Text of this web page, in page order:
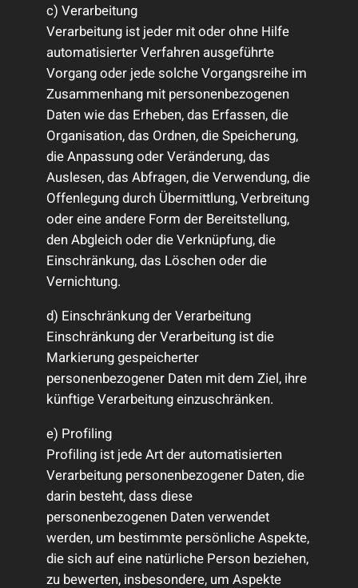
c) Verarbeitung
Verarbeitung ist jeder mit oder ohne Hilfe
automatisierter Verfahren ausgeführte
Vorgang oder jede solche Vorgangsreihe im
Zusammenhang mit personenbezogenen
Daten wie das Erheben, das Erfassen, die
Organisation, das Ordnen, die Speicherung,
die Anpassung oder Veränderung, das
Auslesen, das Abfragen, die Verwendung, die
Offenlegung durch Übermittlung, Verbreitung
oder eine andere Form der Bereitstellung,
den Abgleich oder die Verknüpfung, die
Einschränkung, das Löschen oder die
Vernichtung.
d) Einschränkung der Verarbeitung
Einschränkung der Verarbeitung ist die
Markierung gespeicherter
personenbezogener Daten mit dem Ziel, ihre
künftige Verarbeitung einzuschränken.
e) Profiling
Profiling ist jede Art der automatisierten
Verarbeitung personenbezogener Daten, die
darin besteht, dass diese
personenbezogenen Daten verwendet
werden, um bestimmte persönliche Aspekte,
die sich auf eine natürliche Person beziehen,
zu bewerten, insbesondere, um Aspekte